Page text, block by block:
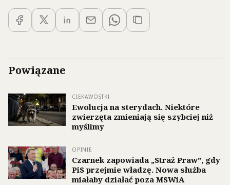
Powiązane
CIEKAWOSTKI
Ewolucja na sterydach. Niektóre
zwierzęta zmieniają się szybciej niż
myślimy
OPINIE
Czarnek zapowiada „Straż Praw”, gdy
PiS przejmie władzę. Nowa służba
miałaby działać poza MSWiA